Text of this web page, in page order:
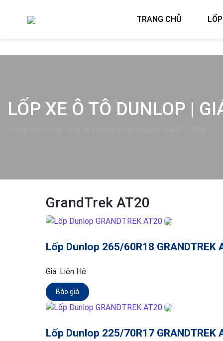
TRANG CHỦ
LỐP XE Ô TÔ DUNLOP |
GrandTrek AT20
Lốp Dunlop 265/60R18 GRANDTREK
Giá: Liên Hệ
Báo giá
Lốp Dunlop 225/70R17 GRANDTREK